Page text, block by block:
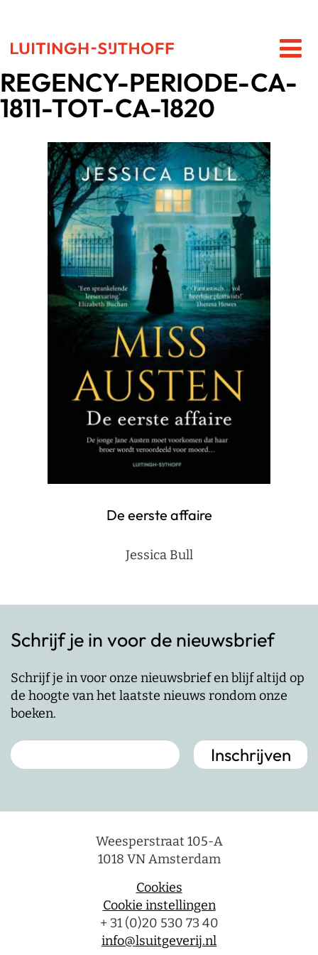
REGENCY-PERIODE-CA-
1811-TOT-CA-1820
De eerste affaire
Jessica Bull
Schrijf je in voor de nieuwsbrief
Schrijf je in voor onze nieuwsbrief en blijf altijd op
de hoogte van het laatste nieuws rondom onze
boeken.
Weesperstraat 105-A
1018 VN Amsterdam
Cookies
Cookie instellingen
+ 31 (0)20 530 73 40
info@lsuitgeverij.nl